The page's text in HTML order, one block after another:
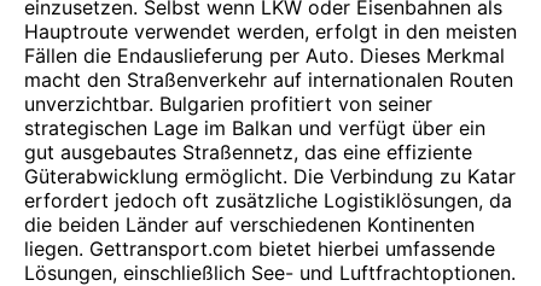
einzusetzen. Selbst wenn LKW oder Eisenbahnen als
Hauptroute verwendet werden, erfolgt in den meisten
Fällen die Endauslieferung per Auto. Dieses Merkmal
macht den Straßenverkehr auf internationalen Routen
unverzichtbar. Bulgarien profitiert von seiner
strategischen Lage im Balkan und verfügt über ein
gut ausgebautes Straßennetz, das eine effiziente
Güterabwicklung ermöglicht. Die Verbindung zu Katar
erfordert jedoch oft zusätzliche Logistiklösungen, da
die beiden Länder auf verschiedenen Kontinenten
liegen. Gettransport.com bietet hierbei umfassende
Lösungen, einschließlich See- und Luftfrachtoptionen.